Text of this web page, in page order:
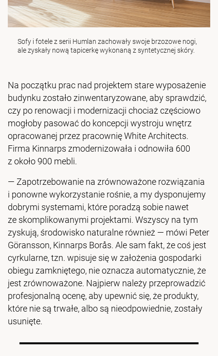
Sofy i fotele z serii Humlan zachowały swoje brzozowe nogi,
ale zyskały nową tapicerkę wykonaną z syntetycznej skóry.
Na początku prac nad projektem stare wyposażenie
budynku zostało zinwentaryzowane, aby sprawdzić,
czy po renowacji i modernizacji chociaż częściowo
mogłoby pasować do koncepcji wystroju wnętrz
opracowanej przez pracownię White Architects.
Firma Kinnarps zmodernizowała i odnowiła 600
z około 900 mebli.
— Zapotrzebowanie na zrównoważone rozwiązania
i ponowne wykorzystanie rośnie, a my dysponujemy
dobrymi systemami, które poradzą sobie nawet
ze skomplikowanymi projektami. Wszyscy na tym
zyskują, środowisko naturalne również — mówi Peter
Göransson, Kinnarps Borås. Ale sam fakt, że coś jest
cyrkularne, tzn. wpisuje się w założenia gospodarki
obiegu zamkniętego, nie oznacza automatycznie, że
jest zrównoważone. Najpierw należy przeprowadzić
profesjonalną ocenę, aby upewnić się, że produkty,
które nie są trwałe, albo są nieodpowiednie, zostały
usunięte.